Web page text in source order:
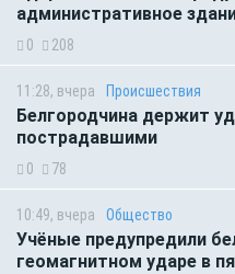
административное
0 208
11:28, вчера Происшествия
Белгородчина держит
пострадавшими
0 78
10:49, вчера Общество
Учёные предупредили
геомагнитном ударе в